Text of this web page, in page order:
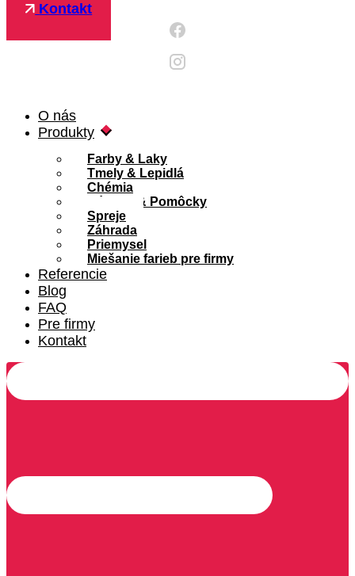
Kontakt
O nás
Produkty
Farby & Laky
Tmely & Lepidlá
Chémia
Náradie & Pomôcky
Spreje
Záhrada
Priemysel
Miešanie farieb pre firmy
Referencie
Blog
FAQ
Pre firmy
Kontakt